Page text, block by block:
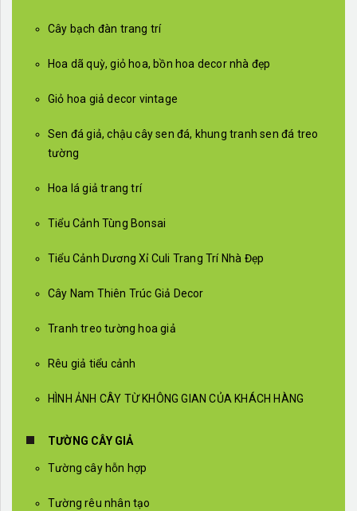
Cây bạch đàn trang trí
Hoa dã quỳ, giỏ hoa, bồn hoa decor nhà đẹp
Giỏ hoa giả decor vintage
Sen đá giả, chậu cây sen đá, khung tranh sen đá treo
tường
Hoa lá giả trang trí
Tiểu Cảnh Tùng Bonsai
Tiểu Cảnh Dương Xỉ Culi Trang Trí Nhà Đẹp
Cây Nam Thiên Trúc Giả Decor
Tranh treo tường hoa giả
Rêu giả tiểu cảnh
HÌNH ẢNH CÂY TỪ KHÔNG GIAN CỦA KHÁCH HÀNG
TƯỜNG CÂY GIẢ
Tường cây hỗn hợp
Tường rêu nhân tạo